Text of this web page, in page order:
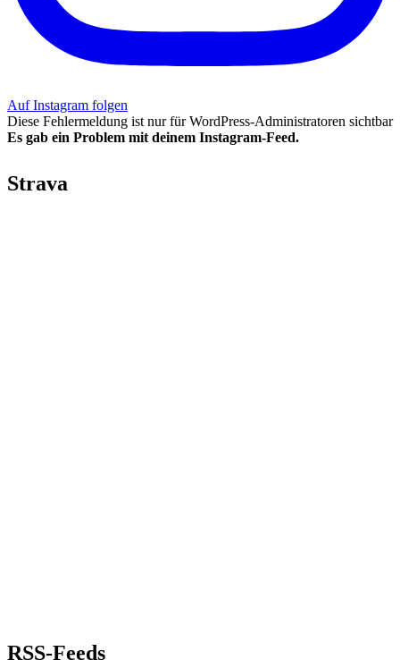
Auf Instagram folgen
Diese Fehlermeldung ist nur für WordPress-Administratoren sichtbar
Es gab ein Problem mit deinem Instagram-Feed.
Strava
RSS-Feeds